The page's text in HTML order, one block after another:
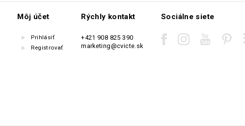
Môj účet
Prihlásiť
Registrovať
Rýchly kontakt
+421 908 825 390
marketing@cvicte.sk
Sociálne siete